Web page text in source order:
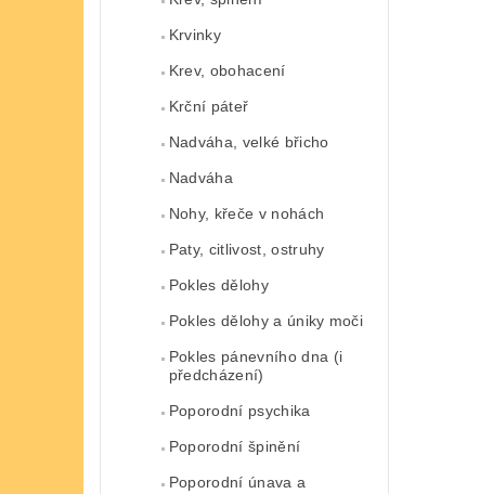
Krvinky
Krev, obohacení
Krční páteř
Nadváha, velké břicho
Nadváha
Nohy, křeče v nohách
Paty, citlivost, ostruhy
Pokles dělohy
Pokles dělohy a úniky moči
Pokles pánevního dna (i
předcházení)
Poporodní psychika
Poporodní špinění
Poporodní únava a